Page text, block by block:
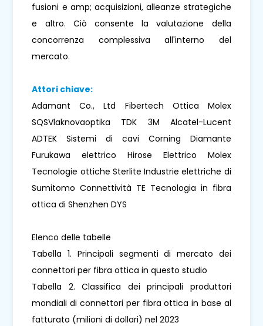
fusioni e amp; acquisizioni, alleanze strategiche
e altro. Ciò consente la valutazione della
concorrenza complessiva all'interno del
mercato.
Attori chiave:
Adamant Co., Ltd Fibertech Ottica Molex
SQSVlaknovaoptika TDK 3M Alcatel-Lucent
ADTEK Sistemi di cavi Corning Diamante
Furukawa elettrico Hirose Elettrico Molex
Tecnologie ottiche Sterlite Industrie elettriche di
Sumitomo Connettività TE Tecnologia in fibra
ottica di Shenzhen DYS
Elenco delle tabelle
Tabella 1. Principali segmenti di mercato dei
connettori per fibra ottica in questo studio
Tabella 2. Classifica dei principali produttori
mondiali di connettori per fibra ottica in base al
fatturato (milioni di dollari) nel 2023